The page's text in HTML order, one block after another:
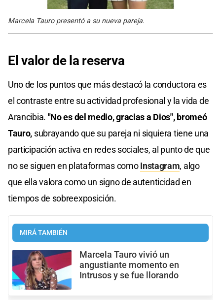
Marcela Tauro presentó a su nueva pareja.
El valor de la reserva
Uno de los puntos que más destacó la conductora es
el contraste entre su actividad profesional y la vida de
Arancibia. "No es del medio, gracias a Dios", bromeó
Tauro, subrayando que su pareja ni siquiera tiene una
participación activa en redes sociales, al punto de que
no se siguen en plataformas comoInstagram, algo
que ella valora como un signo de autenticidad en
tiempos de sobreexposición.
MIRÁ TAMBIÉN
Marcela Tauro vivió un
angustiante momento en
Intrusos y se fue llorando